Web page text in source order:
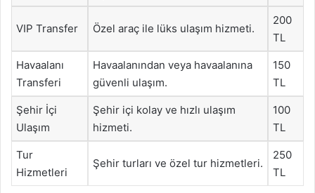
VIP Transfer Özel araç ile lüks ulaşım hizmeti.
200
TL
Havaalanı
Transferi
Havaalanından veya havaalanına
güvenli ulaşım.
150
TL
Şehir İçi
Ulaşım
Şehir içi kolay ve hızlı ulaşım
hizmeti.
100
TL
Tur
Hizmetleri
Şehir turları ve özel tur hizmetleri.
250
TL